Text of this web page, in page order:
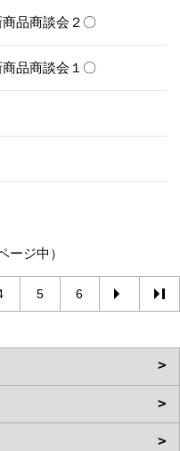
品商談会２〇
品商談会１〇
ージ中）
5 6